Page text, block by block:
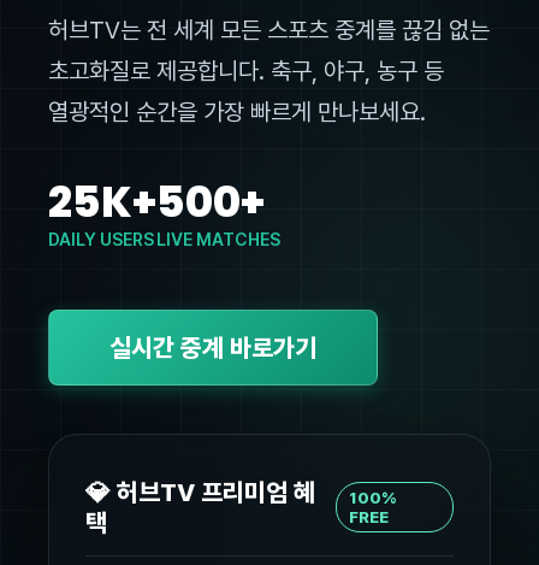
허브TV는 전 세계 모든 스포츠 중계를 끊김 없는
초고화질로 제공합니다. 축구, 야구, 농구 등
열광적인 순간을 가장 빠르게 만나보세요.
25K+
DAILY USERS
500+
LIVE MATCHES
실시간 중계 바로가기
💎 허브TV 프리미엄 혜
택
100%
FREE